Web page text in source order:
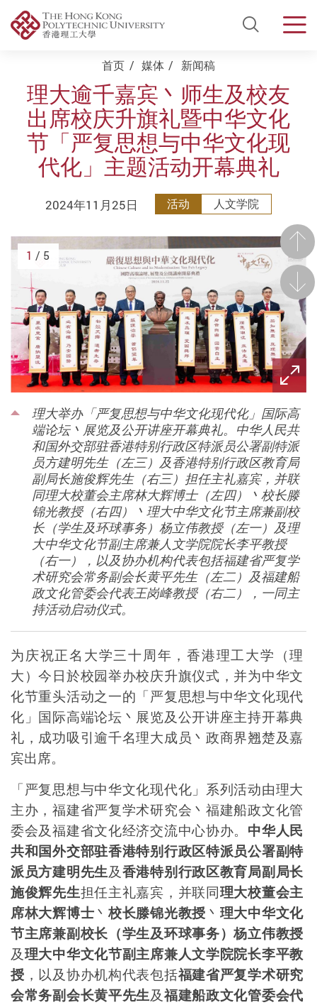
Open
Start main content首页 媒体 新闻稿
理大逾千嘉宾丶师生及校友
出席校庆升旗礼暨中华文化
节「严复思想与中华文化现
代化」主题活动开幕典礼
2024年11月25日 活动 人文学院
前
理大举办「严复思想与中华文化现代化」国际高
端论坛丶展览及公开讲座开幕典礼。中华人民共
和国外交部驻香港特别行政区特派员公署副特派
员方建明先生（左三）及香港特别行政区教育局
副局长施俊辉先生（右三）担任主礼嘉宾，并联
同理大校董会主席林大辉博士（左四）丶校长滕
锦光教授（右四）丶理大中华文化节主席兼副校
长（学生及环球事务）杨立伟教授（左一）及理
大中华文化节副主席兼人文学院院长李平教授
（右一），以及协办机构代表包括福建省严复学
术研究会常务副会长黄平先生（左二）及福建船
政文化管委会代表王岗峰教授（右二），一同主
持活动启动仪式。
后一
1 / 5
为庆祝正名大学三十周年，香港理工大学（理
大）今日於校园举办校庆升旗仪式，并为中华文
化节重头活动之一的「严复思想与中华文化现代
化」国际高端论坛丶展览及公开讲座主持开幕典
礼，成功吸引逾千名理大成员丶政商界翘楚及嘉
宾出席。
「严复思想与中华文化现代化」系列活动由理大
主办，福建省严复学术研究会丶福建船政文化管
委会及福建省文化经济交流中心协办。 中华人民
共和国外交部驻香港特别行政区特派员公署副特
派员方建明先生及香港特别行政区教育局副局长
施俊辉先生担任主礼嘉宾，并联同理大校董会主
席林大辉博士丶校长滕锦光教授 丶 理大中华文化
节主席兼副校长（学生及环球事务）杨立伟教授
及理大中华文化节副主席兼人文学院院长李平教
授 ，以及协办机构代表包括福建省严复学术研究
会常务副会长黄平先生及福建船政文化管委会代